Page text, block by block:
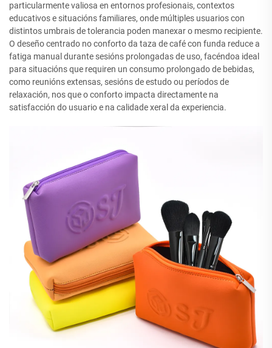
particularmente valiosa en entornos profesionais, contextos
educativos e situacións familiares, onde múltiples usuarios con
distintos umbrais de tolerancia poden manexar o mesmo recipiente.
O deseño centrado no conforto da taza de café con funda reduce a
fatiga manual durante sesións prolongadas de uso, facéndoa ideal
para situacións que requiren un consumo prolongado de bebidas,
como reunións extensas, sesións de estudo ou períodos de
relaxación, nos que o conforto impacta directamente na
satisfacción do usuario e na calidade xeral da experiencia.